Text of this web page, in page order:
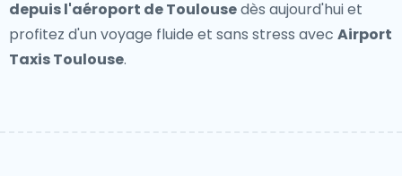
depuis l'aéroport de Toulousedès aujourd'hui et
profitez d'un voyage fluide et sans stress avec Airport
Taxis Toulouse.